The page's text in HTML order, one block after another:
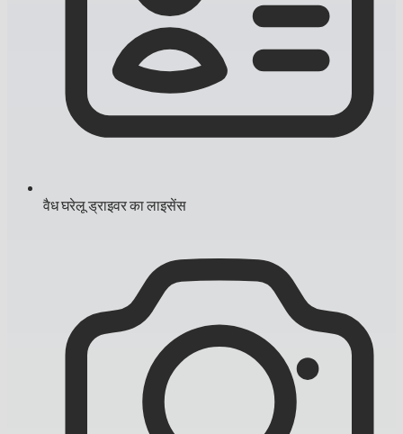
वैध घरेलू ड्राइवर का लाइसेंस